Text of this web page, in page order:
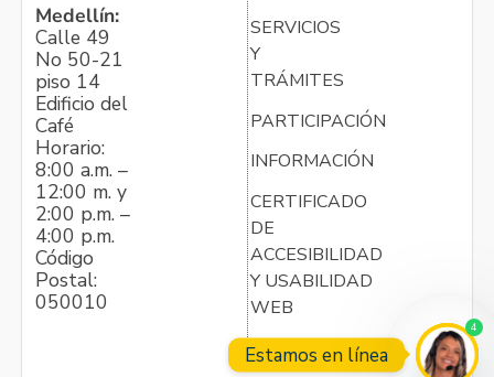
Medellín:
Calle 49
No 50-21
piso 14
Edificio del
Café
Horario:
8:00 a.m. –
12:00 m. y
2:00 p.m. –
4:00 p.m.
Código
Postal:
050010
SERVICIOS
Y
TRÁMITES
PARTICIPACIÓN
INFORMACIÓN
CERTIFICADO
DE
ACCESIBILIDAD
Y USABILIDAD
WEB
Estamos en línea
4